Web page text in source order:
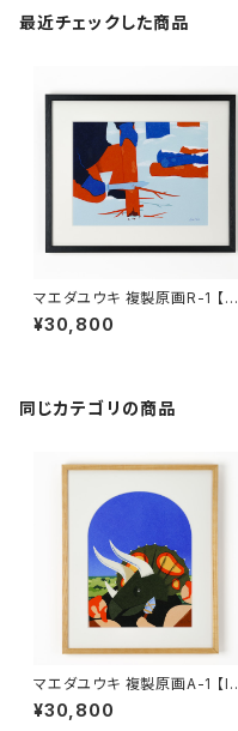
最近チェックした商品
マエダユウキ 複製原画R-1 【Bu
shcraft. (Day2)】額付き、直筆
サイン入り
¥30,800
同じカテゴリの商品
マエダユウキ 複製原画A-1 【If
we had met...】額付き、直筆サ
イン入り
¥30,800